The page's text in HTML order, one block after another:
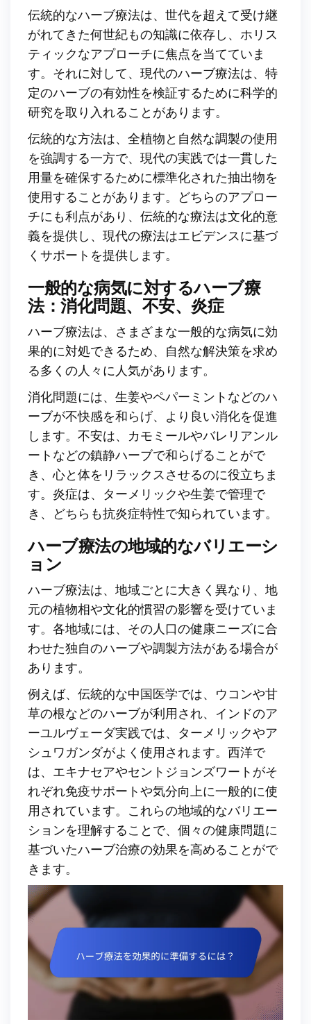
伝統的なハーブ療法は、世代を超えて受け継
がれてきた何世紀もの知識に依存し、ホリス
ティックなアプローチに焦点を当てていま
す。それに対して、現代のハーブ療法は、特
定のハーブの有効性を検証するために科学的
研究を取り入れることがあります。
伝統的な方法は、全植物と自然な調製の使用
を強調する一方で、現代の実践では一貫した
用量を確保するために標準化された抽出物を
使用することがあります。どちらのアプロー
チにも利点があり、伝統的な療法は文化的意
義を提供し、現代の療法はエビデンスに基づ
くサポートを提供します。
一般的な病気に対するハーブ療
法：消化問題、不安、炎症
ハーブ療法は、さまざまな一般的な病気に効
果的に対処できるため、自然な解決策を求め
る多くの人々に人気があります。
消化問題には、生姜やペパーミントなどのハ
ーブが不快感を和らげ、より良い消化を促進
します。不安は、カモミールやバレリアンル
ートなどの鎮静ハーブで和らげることがで
き、心と体をリラックスさせるのに役立ちま
す。炎症は、ターメリックや生姜で管理で
き、どちらも抗炎症特性で知られています。
ハーブ療法の地域的なバリエーシ
ョン
ハーブ療法は、地域ごとに大きく異なり、地
元の植物相や文化的慣習の影響を受けていま
す。各地域には、その人口の健康ニーズに合
わせた独自のハーブや調製方法がある場合が
あります。
例えば、伝統的な中国医学では、ウコンや甘
草の根などのハーブが利用され、インドのア
ーユルヴェーダ実践では、ターメリックやア
シュワガンダがよく使用されます。西洋で
は、エキナセアやセントジョンズワートがそ
れぞれ免疫サポートや気分向上に一般的に使
用されています。これらの地域的なバリエー
ションを理解することで、個々の健康問題に
基づいたハーブ治療の効果を高めることがで
きます。